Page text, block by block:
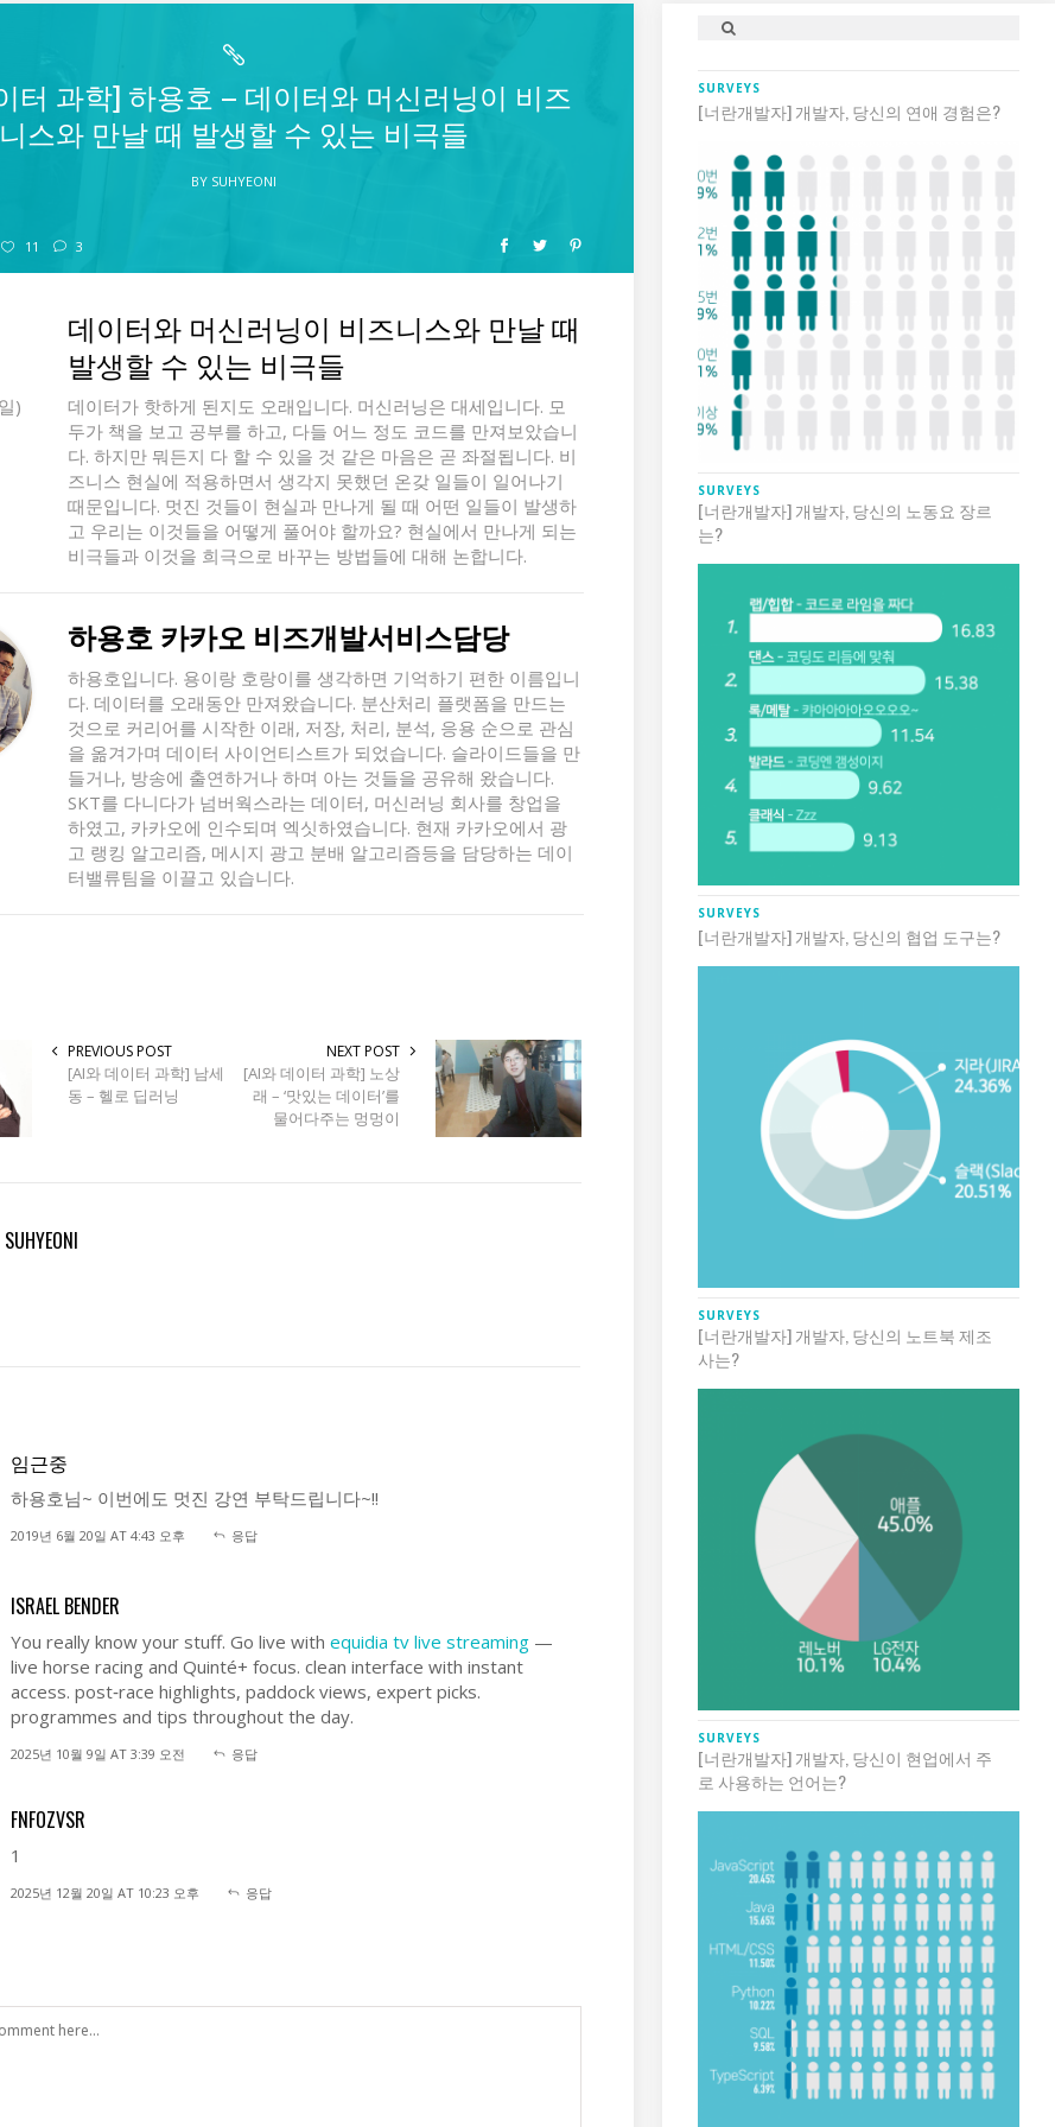
터 과학] 하용호 – 데이터와 머신러닝이 비즈
니스와 만날 때 발생할 수 있는 비극들
BY SUHYEONI
11 3
)
데이터와 머신러닝이 비즈니스와 만날 때
발생할 수 있는 비극들
데이터가 핫하게 된지도 오래입니다. 머신러닝은 대세입니다. 모
두가 책을 보고 공부를 하고, 다들 어느 정도 코드를 만져보았습니
다. 하지만 뭐든지 다 할 수 있을 것 같은 마음은 곧 좌절됩니다. 비
즈니스 현실에 적용하면서 생각지 못했던 온갖 일들이 일어나기
때문입니다. 멋진 것들이 현실과 만나게 될 때 어떤 일들이 발생하
고 우리는 이것들을 어떻게 풀어야 할까요? 현실에서 만나게 되는
비극들과 이것을 희극으로 바꾸는 방법들에 대해 논합니다.
하용호 카카오 비즈개발서비스담당
하용호입니다. 용이랑 호랑이를 생각하면 기억하기 편한 이름입니
다. 데이터를 오래동안 만져왔습니다. 분산처리 플랫폼을 만드는
것으로 커리어를 시작한 이래, 저장, 처리, 분석, 응용 순으로 관심
을 옮겨가며 데이터 사이언티스트가 되었습니다. 슬라이드들을 만
들거나, 방송에 출연하거나 하며 아는 것들을 공유해 왔습니다.
SKT를 다니다가 넘버웍스라는 데이터, 머신러닝 회사를 창업을
하였고, 카카오에 인수되며 엑싯하였습니다. 현재 카카오에서 광
고 랭킹 알고리즘, 메시지 광고 분배 알고리즘등을 담당하는 데이
터밸류팀을 이끌고 있습니다.
PREVIOUS POST
[AI와 데이터 과학] 남세
동 – 헬로 딥러닝
NEXT POST
[AI와 데이터 과학] 노상
래 – ‘맛있는 데이터’를
물어다주는 멍멍이
SUHYEONI
임근중
하용호님~ 이번에도 멋진 강연 부탁드립니다~!!
2019년 6월 20일 AT 4:43 오후 응답
ISRAEL BENDER
You really know your stuff. Go live with equidia tv live streaming —
live horse racing and Quinté+ focus. clean interface with instant
access. post‑race highlights, paddock views, expert picks.
programmes and tips throughout the day.
2025년 10월 9일 AT 3:39 오전 응답
FNFOZVSR
1
2025년 12월 20일 AT 10:23 오후 응답
SURVEYS
[너란개발자] 개발자, 당신의 연애 경험은?
SURVEYS
[너란개발자] 개발자, 당신의 노동요 장르
는?
SURVEYS
[너란개발자] 개발자, 당신의 협업 도구는?
SURVEYS
[너란개발자] 개발자, 당신의 노트북 제조
사는?
SURVEYS
[너란개발자] 개발자, 당신이 현업에서 주
로 사용하는 언어는?